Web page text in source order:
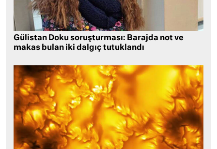
Gülistan Doku soruşturması: Barajda not ve
makas bulan iki dalgıç tutuklandı